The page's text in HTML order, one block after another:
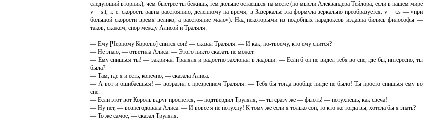
следующий вторник), чем быстрее ты бежишь, тем дольше остаешься на месте (по мысли Алекзандера Тейлора, если в нашем мире
v = s:t, т. е. скорость равна расстоянию, деленному на время, в Зазеркалье эта формула зеркально преобразуется: v = t:s — «при
большой скорости время велико, а расстояние мало»). Над некоторыми из подобных парадоксов издавна бились философы —
таков, скажем, спор между Алисой и Траляля:
— Ему [Черному Королю] снится сон! — сказал Траляля. — И как, по-твоему, кто ему снится?
— Не знаю, — ответила Алиса. — Этого никто сказать не может.
— Ему снишься ты! — закричал Траляля и радостно захлопал в ладоши. — Если б он не видел тебя во сне, где бы, интересно, ты
была?
— Там, где я и есть, конечно, — сказала Алиса.
— А вот и ошибаешься! — возразил с презрением Траляля. — Тебя бы тогда вообще нигде не было! Ты просто снишься ему во
сне.
— Если этот вот Король вдруг проснется, — подтвердил Труляля, — ты сразу же — фьють! — потухнешь, как свеча!
— Ну нет, — вознегодовала Алиса. — И вовсе я не потухну! К тому же если я только сон, то кто же тогда вы, хотела бы я знать?
— То же самое, — сказал Труляля.